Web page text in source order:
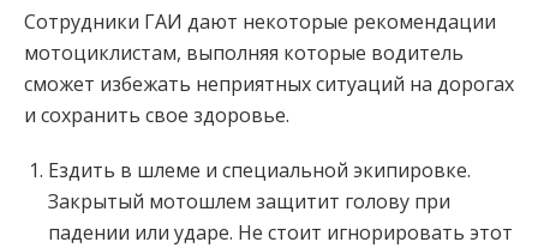
Сотрудники ГАИ дают некоторые рекомендации
мотоциклистам, выполняя которые водитель
сможет избежать неприятных ситуаций на дорогах
и сохранить свое здоровье.
Ездить в шлеме и специальной экипировке.
Закрытый мотошлем защитит голову при
падении или ударе. Не стоит игнорировать этот